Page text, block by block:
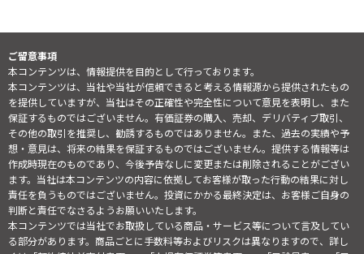
ご留意事項
本コンテンツは、情報提供を目的として行っております。
本コンテンツは、当社や当社が信頼できると考える情報源から提供されたもの
を提供していますが、当社はその正確性や完全性について意見を表明し、また
保証するものではございません。有価証券の購入、売却、デリバティブ取引、
その他の取引を推奨し、勧誘するものではありません。また、過去の実績や予
想・意見は、将来の結果を保証するものではございません。提供する情報等は
作成時現在のものであり、今後予告なしに変更または削除されることがござい
ます。当社は本コンテンツの内容に依拠してお客様が取った行動の結果に対し
責任を負うものではございません。投資にかかる最終決定は、お客様ご自身の
判断と責任でなさるようお願いいたします。
本コンテンツでは当社でお取扱している商品・サービス等について言及してい
る部分があります。商品ごとに手数料等およびリスクは異なりますので、詳し